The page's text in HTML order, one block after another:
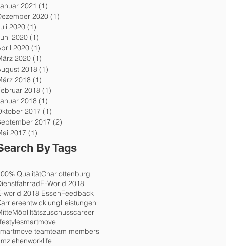
2021 (1)
2020 (1)
2020 (1)
2020 (1)
2020 (1)
2020 (1)
2018 (1)
2018 (1)
2018 (1)
2018 (1)
2017 (1)
2017 (2)
2017 (1)
By Tags
QualitätCharlottenburg
E-World 2018
world 2018 EssenFeedback
Leistungen
Möbliltätszuschusscareer
smartmove
teamteam members
worklife